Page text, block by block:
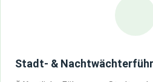
Stadt- &